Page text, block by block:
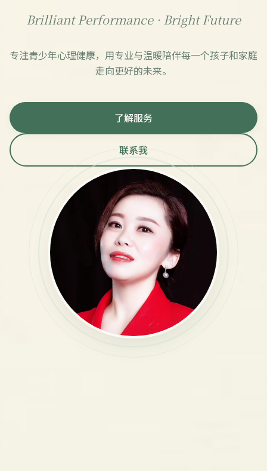
Brilliant Performance · Bright Future
专注青少年心理健康，用专业与温暖陪伴每一个孩子和家庭
走向更好的未来。
了解服务
联系我